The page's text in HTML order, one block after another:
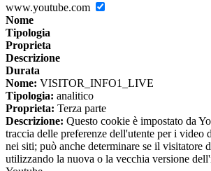
www.youtube.com
Nome
Tipologia
Proprieta
Descrizione
Durata
Nome: VISITOR_INFO1_LIVE
Tipologia: analitico
Proprieta: Terza parte
Descrizione: Questo cookie è impostato da
traccia delle preferenze dell'utente per i video
nei siti; può anche determinare se il visitatore
utilizzando la nuova o la vecchia versione